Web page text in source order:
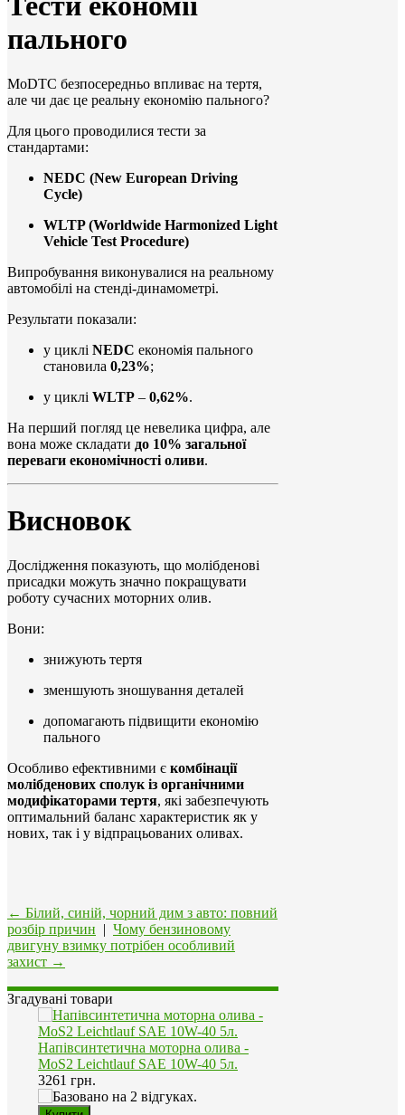
пального
MoDTC безпосередньо впливає на тертя,
але чи дає це реальну економію пального?
Для цього проводилися тести за
стандартами:
NEDC (New European Driving
Cycle)
WLTP (Worldwide Harmonized Light
Vehicle Test Procedure)
Випробування виконувалися на реальному
автомобілі на стенді-динамометрі.
Результати показали:
у циклі NEDC економія пального
становила 0,23%;
у циклі WLTP – 0,62%.
На перший погляд це невелика цифра, але
вона може складати до 10% загальної
переваги економічності оливи.
Висновок
Дослідження показують, що молібденові
присадки можуть значно покращувати
роботу сучасних моторних олив.
Вони:
знижують тертя
зменшують зношування деталей
допомагають підвищити економію
пального
Особливо ефективними є комбінації
молібденових сполук із органічними
модифікаторами тертя, які забезпечують
оптимальний баланс характеристик як у
нових, так і у відпрацьованих оливах.
← Білий, синій, чорний дим з авто: повний
розбір причин | Чому бензиновому
двигуну взимку потрібен особливий
захист →
Згадувані товари
Напівсинтетична моторна олива -
MoS2 Leichtlauf SAE 10W-40 5л.
3261 грн.